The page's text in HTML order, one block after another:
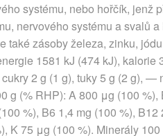
systému, nebo hořčík, jenž
nervového systému a svalů
také zásoby železa, zinku,
1581 kJ (474 kJ), kalorie
2 g (1 g), tuky 5 g (2 g), —
g (% RHP): A 800 μg (100 %),
%), B6 1,4 mg (100 %),
K 75 μg (100 %). Minerály